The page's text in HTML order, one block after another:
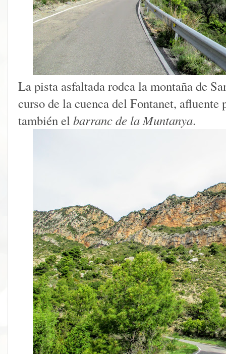
La pista asfaltada rodea la montaña de
curso de la cuenca del Fontanet,
también elbarranc de la Muntanya.